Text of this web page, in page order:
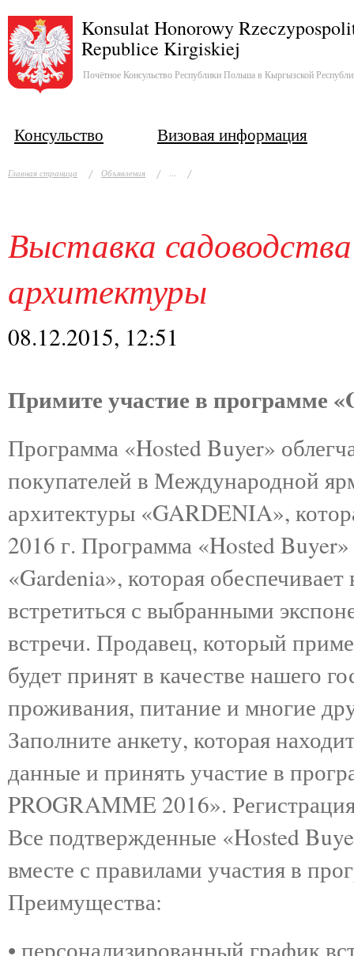
Konsulat Honorowy
Republice Kirgiskiej
Почётное Консульство Республики Польша в Кыргызской
Консульство Визовая информация
Главная страница Объявления
Выставка
архитектуры
08.12.2015, 12:51
Примите участие в программе
Программа «Hosted Buyer»
покупателей в Международной
архитектуры «GARDENIA»,
2016 г. Программа «Hosted
«Gardenia», которая
встретиться с выбранными
встречи. Продавец, который
будет принят в качестве нашего
проживания, питание и многие
Заполните анкету, которая
данные и принять участие в
PROGRAMME 2016».
Все подтвержденные «Hosted
вместе с правилами участия в
Преимущества:
• персонализированный график